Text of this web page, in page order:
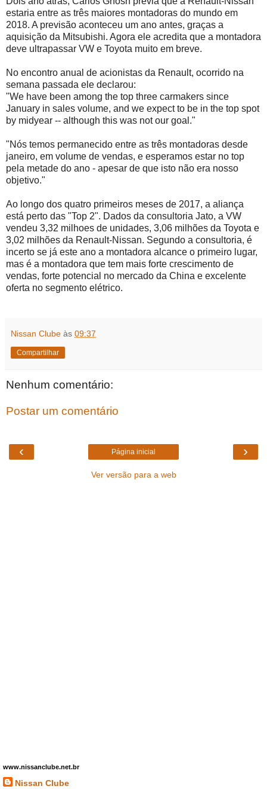
estaria entre as três maiores montadoras do mundo em
2018. A previsão aconteceu um ano antes, graças a
aquisição da Mitsubishi. Agora ele acredita que a montadora
deve ultrapassar VW e Toyota muito em breve.
No encontro anual de acionistas da Renault, ocorrido na
semana passada ele declarou:
"We have been among the top three carmakers since
January in sales volume, and we expect to be in the top spot
by midyear -- although this was not our goal."
"Nós temos permanecido entre as três montadoras desde
janeiro, em volume de vendas, e esperamos estar no top
pela metade do ano - apesar de que isto não era nosso
objetivo."
Ao longo dos quatro primeiros meses de 2017, a aliança
está perto das "Top 2". Dados da consultoria Jato, a VW
vendeu 3,32 milhoes de unidades, 3,06 milhões da Toyota e
3,02 milhões da Renault-Nissan. Segundo a consultoria, é
incerto se já este ano a montadora alcance o primeiro lugar,
mas é a montadora que tem mais forte crescimento de
vendas, forte potencial no mercado da China e excelente
oferta no segmento elétrico.
Nissan Clube às 09:37
Compartilhar
Nenhum comentário:
Postar um comentário
‹ ›
Página inicial
Ver versão para a web
www.nissanclube.net.br
Nissan Clube